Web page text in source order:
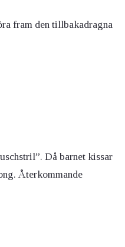
fram den tillbakadragna
Då barnet kissar
Återkommande